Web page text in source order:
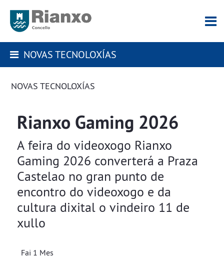
NOVAS TECNOLOXÍAS
NOVAS TECNOLOXÍAS
Rianxo Gaming 2026
​​​​​​​A feira do videoxogo Rianxo
Gaming 2026 converterá a Praza
Castelao no gran punto de
encontro do videoxogo e da
cultura dixital o vindeiro 11 de
xullo
Fai 1 Mes